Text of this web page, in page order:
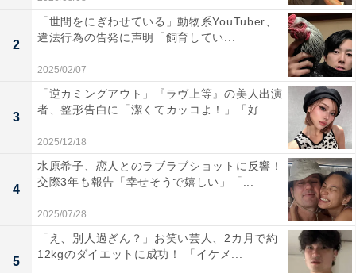
2
「世間をにぎわせている」動物系YouTuber、
違法行為の告発に声明「飼育してい...
2025/02/07
3
「逆カミングアウト」『ラヴ上等』の美人出演
者、整形告白に「潔くてカッコよ！」「好...
2025/12/18
4
水原希子、恋人とのラブラブショットに反響！
交際3年も報告「幸せそうで嬉しい」「...
2025/07/28
5
「え、別人過ぎん？」お笑い芸人、2カ月で約
12kgのダイエットに成功！ 「イケメ...